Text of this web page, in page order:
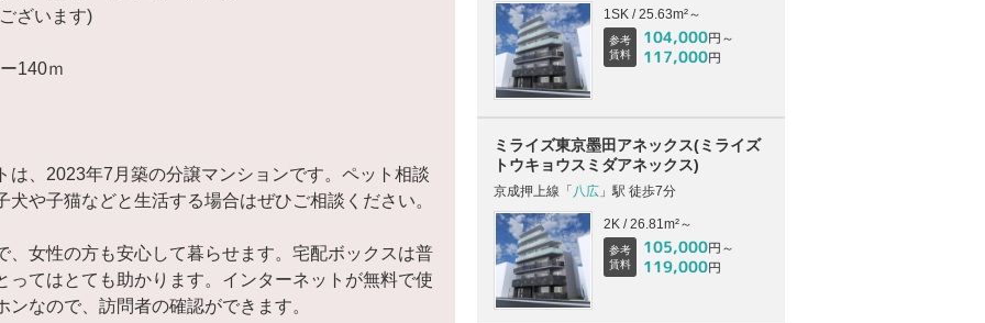
ざいます)
140ｍ
は、2023年7月築の分譲マンションです。ペット相談
や子猫などと生活する場合はぜひご相談ください。
、女性の方も安心して暮らせます。宅配ボックスは普
ってはとても助かります。インターネットが無料で使
なので、訪問者の確認ができます。
1SK / 25.63m²～
参考
賃料
104,000円～
117,000円
ミライズ東京墨田アネックス(ミライズ
トウキョウスミダアネックス)
京成押上線「 八広 」駅 徒歩7分
2K / 26.81m²～
参考
賃料
105,000円～
119,000円